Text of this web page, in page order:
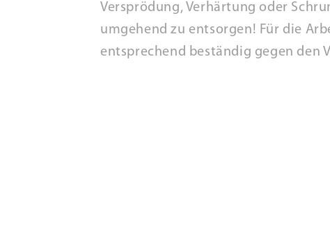
Versprödung, Verhärtung oder
umgehend zu entsorgen! Für die
entsprechend beständig gegen den